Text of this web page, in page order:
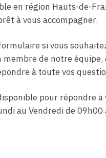
en région Hauts-de-
à vous accompagner.
si vous
de notre équipe,
à toute vos
pour répondre à
au Vendredi de 09h00